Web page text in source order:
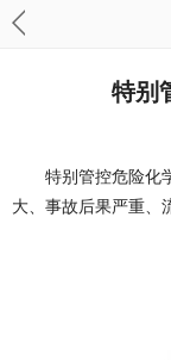
特别
特别管控危险化学
大、事故后果严重、